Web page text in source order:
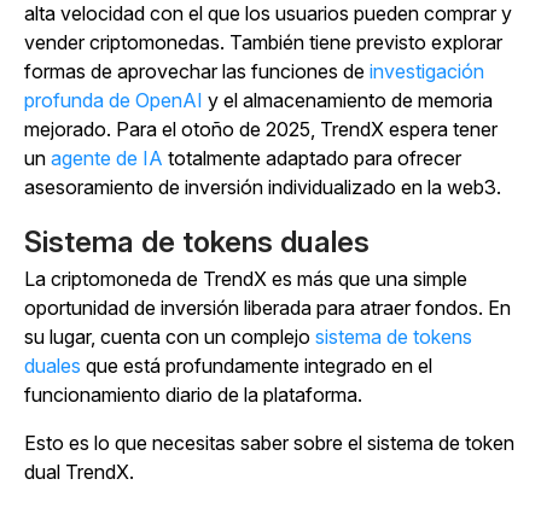
alta velocidad con el que los usuarios pueden comprar y
vender criptomonedas. También tiene previsto explorar
formas de aprovechar las funciones de investigación
profunda de OpenAI y el almacenamiento de memoria
mejorado. Para el otoño de 2025, TrendX espera tener
un agente de IA totalmente adaptado para ofrecer
asesoramiento de inversión individualizado en la web3.
Sistema de tokens duales
La criptomoneda de TrendX es más que una simple
oportunidad de inversión liberada para atraer fondos. En
su lugar, cuenta con un complejo sistema de tokens
duales que está profundamente integrado en el
funcionamiento diario de la plataforma.
Esto es lo que necesitas saber sobre el sistema de token
dual TrendX.